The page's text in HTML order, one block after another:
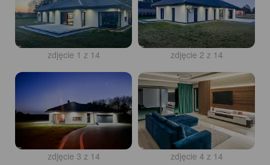
zdjęcie 1 z 14 zdjęcie 2 z 14
zdjęcie 3 z 14 zdjęcie 4 z 14